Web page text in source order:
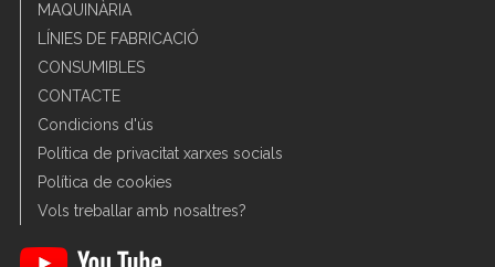
MAQUINÀRIA
LÍNIES DE FABRICACIÓ
CONSUMIBLES
CONTACTE
Condicions d'ús
Política de privacitat xarxes socials
Política de cookies
Vols treballar amb nosaltres?